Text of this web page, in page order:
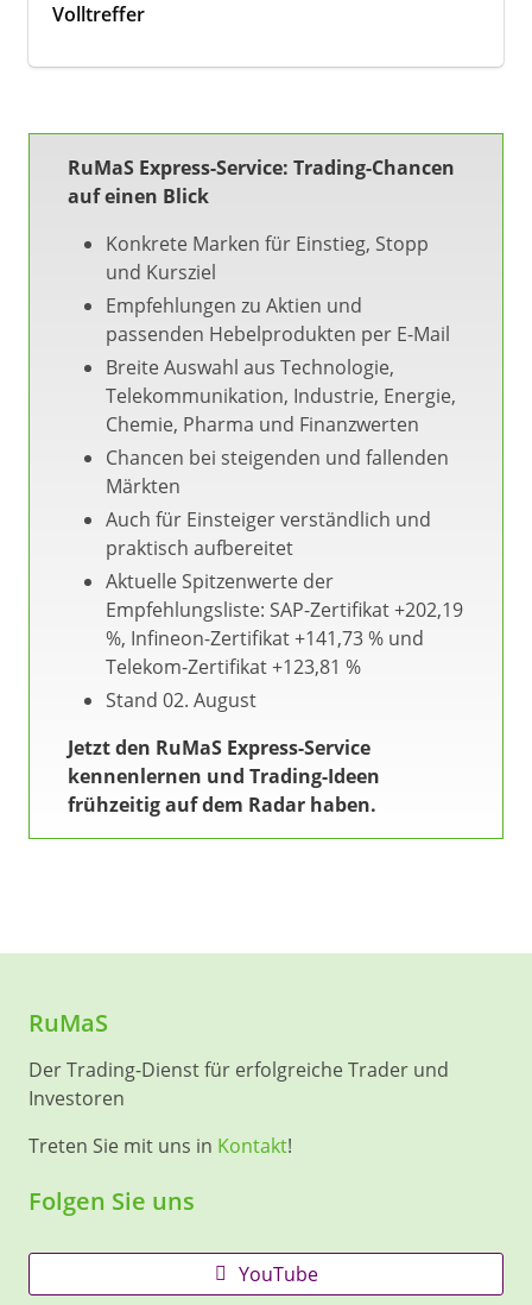
Volltreffer
RuMaS Express-Service: Trading-Chancen
auf einen Blick
Konkrete Marken für Einstieg, Stopp
und Kursziel
Empfehlungen zu Aktien und
passenden Hebelprodukten per E-Mail
Breite Auswahl aus Technologie,
Telekommunikation, Industrie, Energie,
Chemie, Pharma und Finanzwerten
Chancen bei steigenden und fallenden
Märkten
Auch für Einsteiger verständlich und
praktisch aufbereitet
Aktuelle Spitzenwerte der
Empfehlungsliste: SAP-Zertifikat +202,19
%, Infineon-Zertifikat +141,73 % und
Telekom-Zertifikat +123,81 %
Stand 02. August
Jetzt den RuMaS Express-Service
kennenlernen und Trading-Ideen
frühzeitig auf dem Radar haben.
RuMaS
Der Trading-Dienst für erfolgreiche Trader und
Investoren
Treten Sie mit uns in Kontakt!
Folgen Sie uns
YouTube